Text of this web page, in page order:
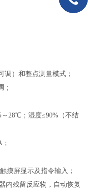
调）和整点测量模式 ；
；
28℃；湿度≤90%（不结
；
触摸屏显示及指令输入 ；
内残留反应物，自动恢复